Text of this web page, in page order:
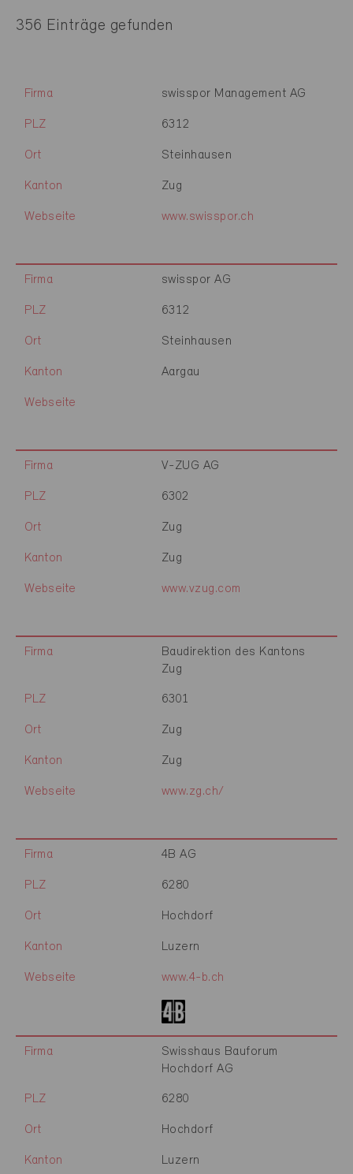
356 Einträge gefunden
Firma swisspor Management AG
PLZ 6312
Ort Steinhausen
Kanton Zug
Webseite www.swisspor.ch
Firma swisspor AG
PLZ 6312
Ort Steinhausen
Kanton Aargau
Webseite
Firma V-ZUG AG
PLZ 6302
Ort Zug
Kanton Zug
Webseite www.vzug.com
Firma
Baudirektion des Kantons
Zug
PLZ 6301
Ort Zug
Kanton Zug
Webseite www.zg.ch/
Firma 4B AG
PLZ 6280
Ort Hochdorf
Kanton Luzern
Webseite www.4-b.ch
Firma
Swisshaus Bauforum
Hochdorf AG
PLZ 6280
Ort Hochdorf
Kanton Luzern